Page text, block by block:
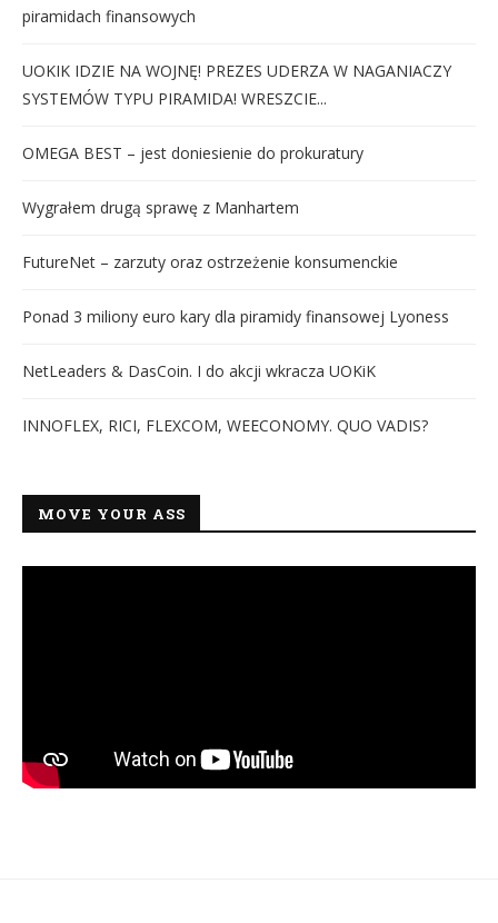
piramidach finansowych
UOKIK IDZIE NA WOJNĘ! PREZES UDERZA W NAGANIACZY
SYSTEMÓW TYPU PIRAMIDA! WRESZCIE...
OMEGA BEST – jest doniesienie do prokuratury
Wygrałem drugą sprawę z Manhartem
FutureNet – zarzuty oraz ostrzeżenie konsumenckie
Ponad 3 miliony euro kary dla piramidy finansowej Lyoness
NetLeaders & DasCoin. I do akcji wkracza UOKiK
INNOFLEX, RICI, FLEXCOM, WEECONOMY. QUO VADIS?
MOVE YOUR ASS